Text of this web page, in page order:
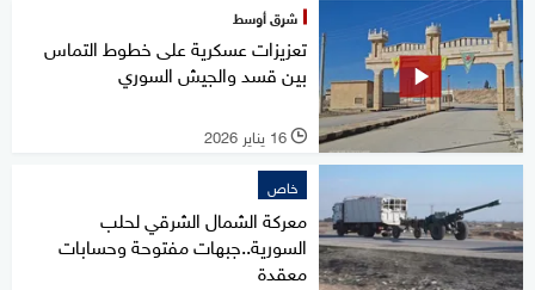
شرق أوسط
تعزيزات عسكرية على خطوط التماس
بين قسد والجيش السوري
l 16 يناير 2026
خاص
معركة الشمال الشرقي لحلب
السورية..جبهات مفتوحة وحسابات
معقدة